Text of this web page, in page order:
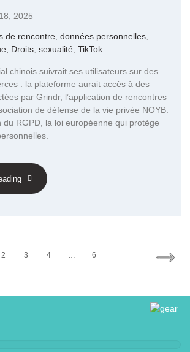
2025
de rencontre données personnelles
Droits sexualité TikTok
chinois suivrait ses utilisateurs sur des
: la plateforme aurait accès à des
par Grindr, l’application de rencontres
de défense de la vie privée NOYB.
du RGPD, la loi européenne qui protège
2 3 4 6